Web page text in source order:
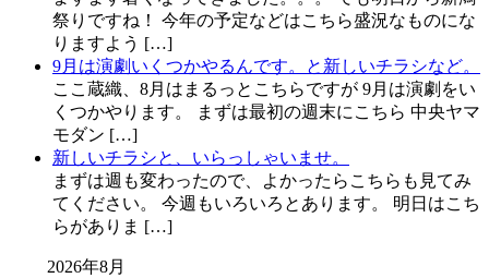
祭りですね！ 今年の予定などはこちら盛況なものにな
りますよう […]
9月は演劇いくつかやるんです。と新しいチラシなど。
ここ蔵織、8月はまるっとこちらですが 9月は演劇をい
くつかやります。 まずは最初の週末にこちら 中央ヤマ
モダン […]
新しいチラシと、いらっしゃいませ。
まずは週も変わったので、よかったらこちらも見てみ
てください。 今週もいろいろとあります。 明日はこち
らがありま […]
2026年8月